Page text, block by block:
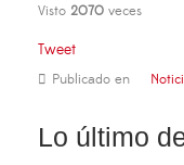
Visto 2070 veces
Tweet
Publicado en
Lo último